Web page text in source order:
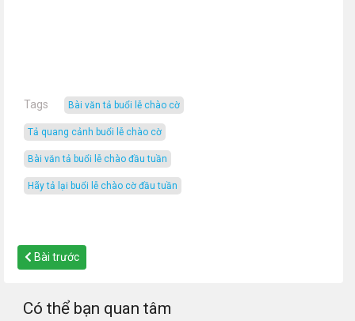
Tags bài văn tả buổi lễ chào cờ
tả quang cảnh buổi lễ chào cờ
bài văn tả buổi lễ chào đầu tuần
hãy tả lại buổi lễ chào cờ đầu tuần
Bài trước
Có thể bạn quan tâm